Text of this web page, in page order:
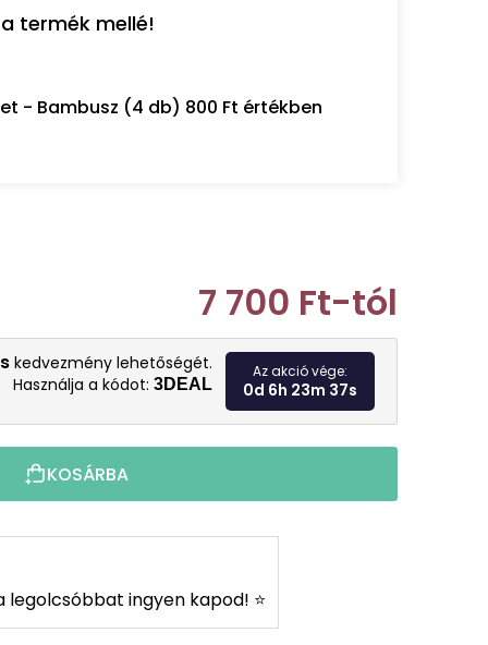
termék mellé!
- Bambusz (4 db) 800 Ft értékben
7 700 Ft-tól
Egységár:
kedvezmény lehetőségét.
Használja a kódot: 3DEAL
Az akció vége:
0d 6h 23m 36s
KOSÁRBA
legolcsóbbat ingyen kapod! ⭐